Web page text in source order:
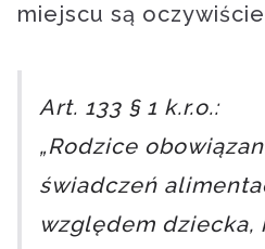
miejscu są
Art. 133 § 1 k.r.o.:
„Rodzice
świadczeń
względem